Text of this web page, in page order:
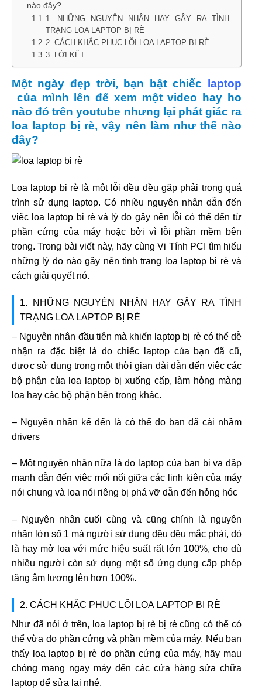
nào đây?
1. NHỮNG NGUYÊN NHÂN HAY GÂY RA TÌNH
TRẠNG LOA LAPTOP BỊ RÈ
2. CÁCH KHẮC PHỤC LỖI LOA LAPTOP BỊ RÈ
3. LỜI KẾT
Một ngày đẹp trời, bạn bật chiếc
laptop
của mình lên để xem một video hay ho
nào đó trên youtube nhưng lại phát giác ra
loa laptop bị rè, vậy nên làm như thế nào
đây?
Loa laptop bị rè là một lỗi đều đều gặp phải trong quá
trình sử dụng laptop. Có nhiều nguyên nhân dẫn đến
việc loa laptop bị rè và lý do gây nên lỗi có thể đến từ
phần cứng của máy hoặc bởi vì lỗi phần mềm bên
trong. Trong bài viết này, hãy cùng Vi Tính PCI tìm hiểu
những lý do nào gây nên tình trạng loa laptop bị rè và
cách giải quyết nó.
1. NHỮNG NGUYÊN NHÂN HAY GÂY RA TÌNH
TRẠNG LOA LAPTOP BỊ RÈ
– Nguyên nhân đầu tiên mà khiến laptop bị rè có thể dễ
nhận ra đặc biệt là do chiếc laptop của bạn đã cũ,
được sử dụng trong một thời gian dài dẫn đến việc các
bộ phận của loa laptop bị xuống cấp, làm hỏng màng
loa hay các bộ phận bên trong khác.
– Nguyên nhân kế đến là có thể do bạn đã cài nhầm
drivers
– Một nguyên nhân nữa là do laptop của bạn bị va đập
mạnh dẫn đến việc mối nối giữa các linh kiện của máy
nói chung và loa nói riêng bị phá vỡ dẫn đến hỏng hóc
– Nguyên nhân cuối cùng và cũng chính là nguyên
nhân lớn số 1 mà người sử dụng đều đều mắc phải, đó
là hay mở loa với mức hiệu suất rất lớn 100%, cho dù
nhiều người còn sử dụng một số ứng dụng cấp phép
tăng âm lượng lên hơn 100%.
2. CÁCH KHẮC PHỤC LỖI LOA LAPTOP BỊ RÈ
Như đã nói ở trên, loa laptop bị rè bị rè cũng có thể có
thể vừa do phần cứng và phần mềm của máy. Nếu bạn
thấy loa laptop bị rè do phần cứng của máy, hãy mau
chóng mang ngay máy đến các cửa hàng sửa chữa
laptop để sửa lại nhé.